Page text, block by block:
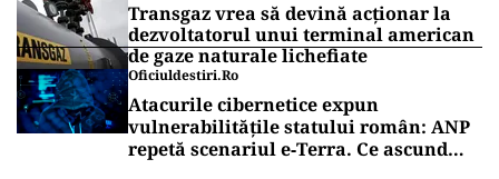
Transgaz vrea să devină acționar la
dezvoltatorul unui terminal american
de gaze naturale lichefiate
Oficiuldestiri.ro
Atacurile cibernetice expun
vulnerabilitățile statului român: ANP
repetă scenariul e‑Terra. Ce ascund